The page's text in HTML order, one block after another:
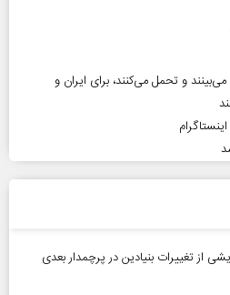
و تحمل می‌کنند، برای ایران و
پیش‌نمایشی از تغییرات بنیادین در پرچمدار بعدی